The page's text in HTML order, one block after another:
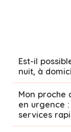
Est-il
nuit, à
Mon proche
en urgence
services